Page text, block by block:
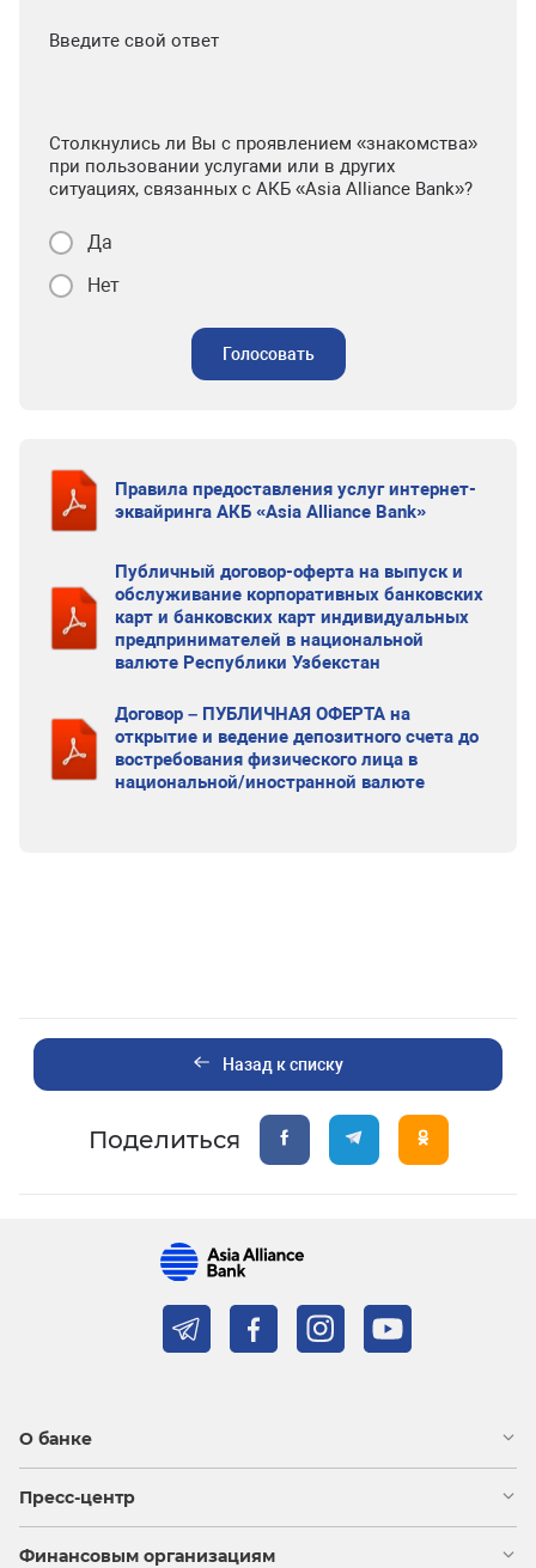
Введите свой ответ
Столкнулись ли Вы с проявлением «знакомства»
при пользовании услугами или в других
ситуациях, связанных с АКБ «Asia Alliance Bank»?
Да
Нет
Голосовать
Правила предоставления услуг интернет-
эквайринга АКБ «Asia Alliance Bank»
Публичный договор-оферта на выпуск и
обслуживание корпоративных банковских
карт и банковских карт индивидуальных
предпринимателей в национальной
валюте Республики Узбекстан
Договор – ПУБЛИЧНАЯ ОФЕРТА на
открытие и ведение депозитного счета до
востребования физического лица в
национальной/иностранной валюте
Назад к списку
Поделиться
О банке
Пресс-центр
Финансовым организациям